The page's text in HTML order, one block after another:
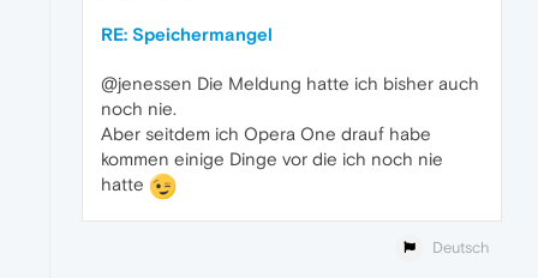
RE: Speichermangel
@jenessen Die Meldung hatte ich bisher auch
noch nie.
Aber seitdem ich Opera One drauf habe
kommen einige Dinge vor die ich noch nie
hatte
Deutsch